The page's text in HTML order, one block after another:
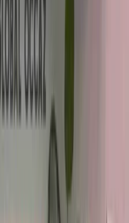
مطار أغادير, أغادير
تلقائي